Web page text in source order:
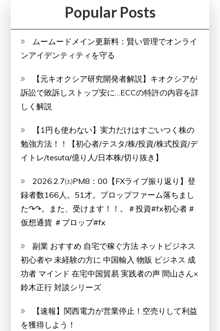
Popular Posts
ムームードメイン更新料：賢い管理でオンライ
ンアイデンティティを守る
【元キオクシア研究開発者解説】キオクシアが
訴訟で敗訴しストップ安に…ECCの特許の内容を詳
しく解説
【1円も使わない】実力だけはすごいつく株の
勉強方法！！【初心者/テスタ/株/投資/株式投資/デ
イトレ/tesuta/億り人/日本株/切り抜き】
2026.2.7㈯PM8：00【FXライブ振り返り】登
録者数166人。51才。プロップファーム落ちまし
た↷↷。また、受けます！！。＃投資#fx初心者 #
仮想通貨 ＃プロップ#fx
副業 おすすめ 自宅で稼ぐ方法 ネットビジネス
初心者や 未経験の方に 中国輸入 物販 ビジネス 成
功者 マインド 在宅中国貿易 実践者の声 間山さん×
鈴木正行 対談シリーズ
【速報】関西電力が営業停止！空売りして利益
を獲得しよう！